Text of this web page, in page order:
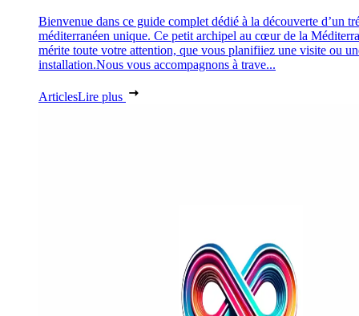
Bienvenue dans ce guide complet dédié à la découverte d’un
méditerranéen unique. Ce petit archipel au cœur de la
mérite toute votre attention, que vous planifiiez une visite ou
installation.Nous vous accompagnons à trave...
ArticlesLire plus